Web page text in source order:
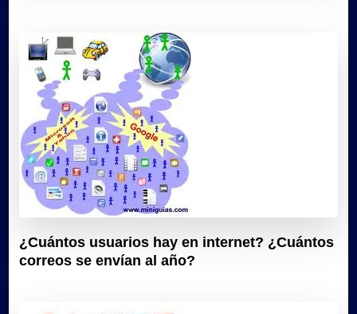
¿Cuántos usuarios hay en internet? ¿Cuántos
correos se envían al año?